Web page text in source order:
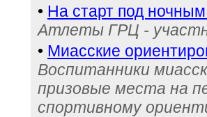
• На старт под
Атлеты ГРЦ -
• Миасские
Воспитанники
призовые места на
спортивному